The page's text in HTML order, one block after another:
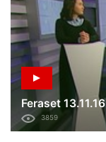
Feraset 13.11.16
3859